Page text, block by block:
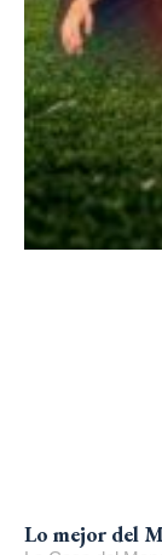
Lo mejor del